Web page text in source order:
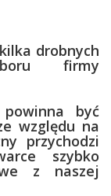
drobnych
firmy
być
względu na
przychodzi
szybko
z naszej